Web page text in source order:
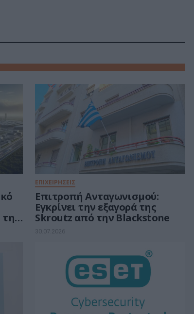
ΕΠΙΧΕΙΡΗΣΕΙΣ
Επιτροπή Ανταγωνισμού:
Εγκρίνει την εξαγορά της
Skroutz από την Blackstone
30.07.2026